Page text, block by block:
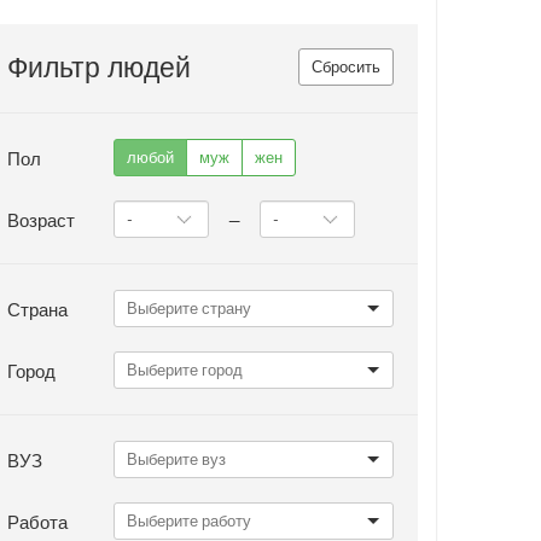
Сбросить
Фильтр людей
Пол любой муж жен
Возраст —
Страна
Город
ВУЗ
Работа